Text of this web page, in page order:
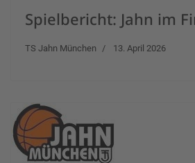
Spielbericht: Jahn im
TS Jahn München 13. April 2026